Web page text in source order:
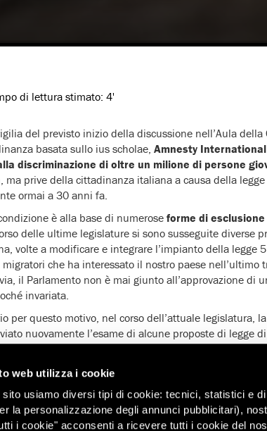
web utilizza i cookie
sito usiamo diversi tipi di cookie: tecnici, statistici e
la personalizzazione degli annunci pubblicitari),
i cookie" acconsenti a ricevere tutti i cookie del
di lettura stimato: 4'
del previsto inizio della discussione nell’Aula
basata sullo ius scholae, Amnesty
discriminazione di oltre un milione di persone
, ma prive della cittadinanza italiana a causa della
ormai a 30 anni fa.
è alla base di numerose forme di
delle ultime legislature si sono susseguite diverse
volte a modificare e integrare l’impianto della legge
che ha interessato il nostro paese nell’ultimo
il Parlamento non è mai giunto all’approvazione di
invariata.
per questo motivo, nel corso dell’attuale legislatura,
nuovamente l’esame di alcune proposte di legge
di un testo unificato, attualmente utilizzato
introdurrebbe il principio dello ius scholae, in virtù del
di cinque anni nel nostro paese, potrebbero
espressa dai genitori stranieri legalmente residenti in